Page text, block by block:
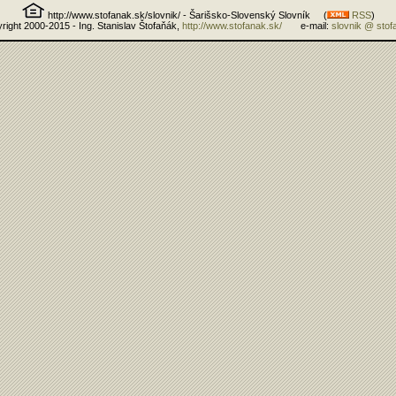
http://www.stofanak.sk/slovnik/ - Šarišsko-Slovenský Slovník ( RSS)
2000-2015 - Ing. Stanislav Štofaňák,
http://www.stofanak.sk/e-mail: slovnik @